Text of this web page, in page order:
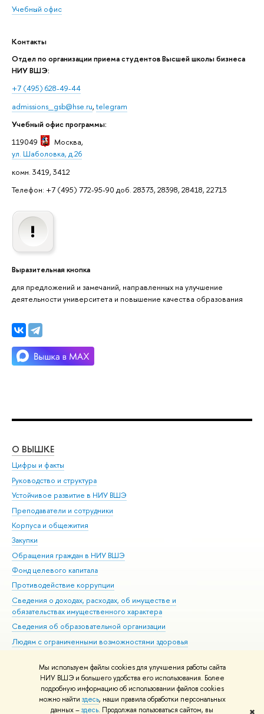
Мы используем файлы cookies для улучшения работы сайта
НИУ ВШЭ и большего удобства его использования. Более
подробную информацию об использовании файлов cookies
можно найти здесь, наши правила обработки персональных
данных –здесь. Продолжая пользоваться сайтом, вы
Учебный офис
Контакты
Отдел по организации приема студентов Высшей школы бизнеса
НИУ ВШЭ:
+7 (495) 628-49-44
admissions_gsb@hse.ru, telegram
Учебный офис программы:
119049
Москва,
ул. Шаболовка, д.26
комн. 3419, 3412
Телефон: +7 (495) 772-95-90 доб. 28373, 28398, 28418, 22713
Выразительная кнопка
для предложений и замечаний, направленных на улучшение
деятельности университета и повышение качества образования
О ВЫШКЕ
Цифры и факты
Руководство и структура
Устойчивое развитие в НИУ ВШЭ
Преподаватели и сотрудники
Корпуса и общежития
Закупки
Обращения граждан в НИУ ВШЭ
Фонд целевого капитала
Противодействие коррупции
Сведения о доходах, расходах, об имуществе и
обязательствах имущественного характера
Сведения об образовательной организации
Людям с ограниченными возможностями здоровья
Работа в Вышке